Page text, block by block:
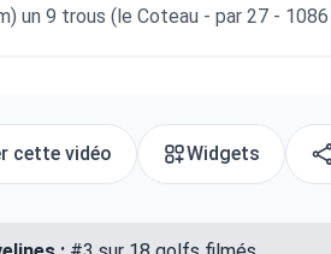
un 9 trous (le Coteau - par 27 - 1086
cette vidéo Widgets